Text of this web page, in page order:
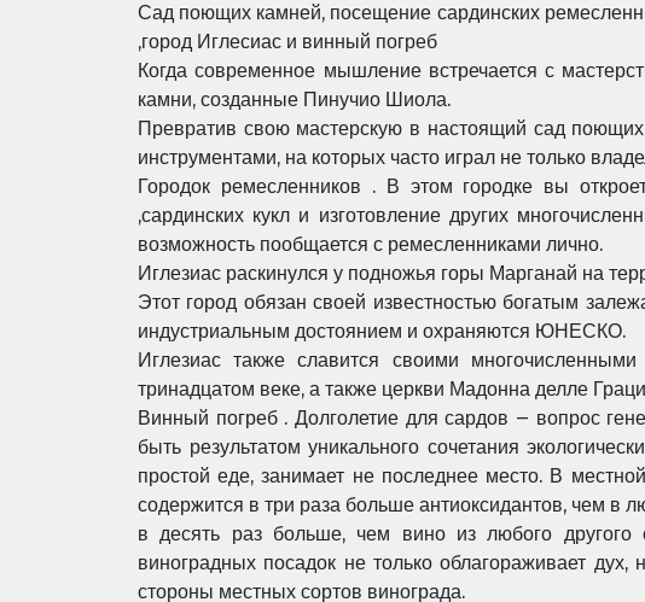
Сад поющих камней, посещение сардинских
,город Иглесиас и винный погреб
Когда современное мышление встречается с
камни, созданные Пинучио Шиола.
Превратив свою мастерскую в настоящий сад
инструментами, на которых часто играл не только
Городок ремесленников . В этом городке вы
,сардинских кукл и изготовление других
возможность пообщается с ремесленниками лично.
Иглезиас раскинулся у подножья горы Марганай на
Этот город обязан своей известностью богатым
индустриальным достоянием и охраняются ЮНЕСКО.
Иглезиас также славится своими
тринадцатом веке, а также церкви Мадонна делле
Винный погреб . Долголетие для сардов – вопрос
быть результатом уникального сочетания
простой еде, занимает не последнее место. В
содержится в три раза больше антиоксидантов, чем в
в десять раз больше, чем вино из любого другого
виноградных посадок не только облагораживает
стороны местных сортов винограда.